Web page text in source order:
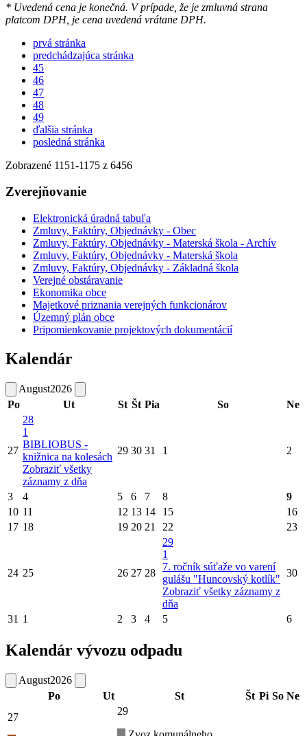
* Uvedená cena je konečná. V prípade, že je zmluvná strana
platcom DPH, je cena uvedená vrátane DPH.
prvá stránka
predchádzajúca stránka
45
46
47
48
49
ďalšia stránka
posledná stránka
Zobrazené 1151-1175 z 6456
Zverejňovanie
Elektronická úradná tabuľa
Zmluvy, Faktúry, Objednávky - Obec
Zmluvy, Faktúry, Objednávky - Materská škola - Archív
Zmluvy, Faktúry, Objednávky - Materská škola
Zmluvy, Faktúry, Objednávky - Základná škola
Verejné obstáravanie
Ekonomika obce
Majetkové priznania verejných funkcionárov
Územný plán obce
Pripomienkovanie projektových dokumentácií
Kalendár
August2026
Po
Ut St Št Pia So Ne
27
28
1
BIBLIOBUS -
knižnica na kolesách
Zobraziť všetky
záznamy z dňa
29 30 31 1 2
3 4 5 6 7 8
9
10 11 12 13 14 15
16
17 18 19 20 21 22 23
24 25 26 27 28
29
1
7. ročník súťaže vo varení
gulášu "Huncovský kotlík"
Zobraziť všetky záznamy z
dňa
30
31 1 2 3 4 5 6
Kalendár vývozu odpadu
August2026
Po
Ut St Št Pi So Ne
27
29